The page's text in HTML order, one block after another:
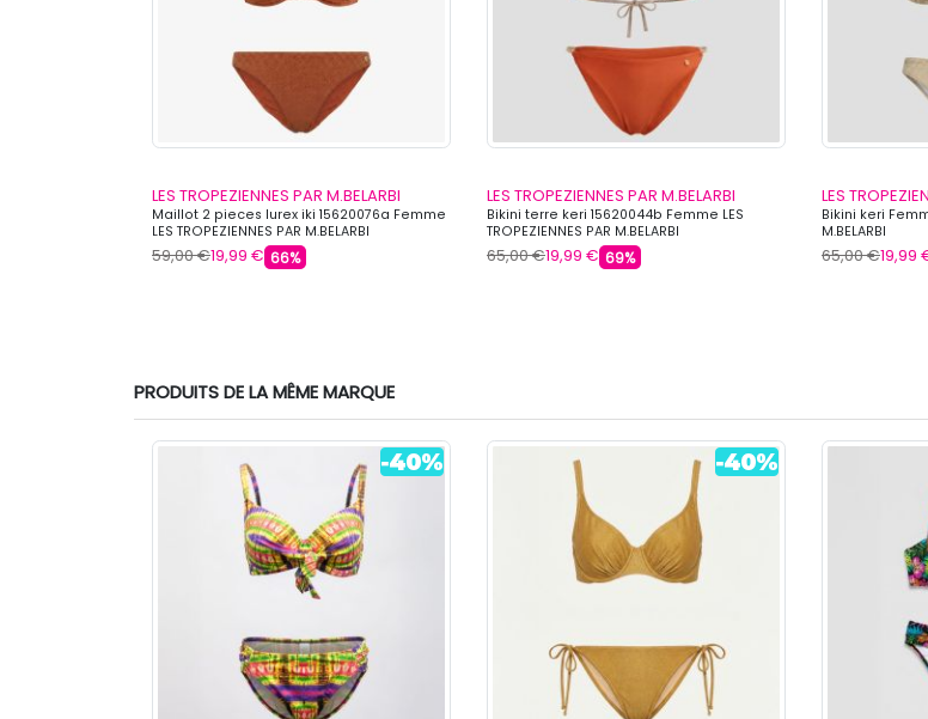
LES TROPEZIENNES PAR M.BELARBI
Maillot 2 pieces lurex iki 15620076a Femme
LES TROPEZIENNES PAR M.BELARBI
59,00 €19,99 € 66%
LES TROPEZIENNES PAR M.BELARBI
Bikini terre keri 15620044b Femme LES
TROPEZIENNES PAR M.BELARBI
65,00 €19,99 € 69%
LES
Bikini keri
M.BELARBI
65,00 €19,99
PRODUITS DE LA MÊME MARQUE